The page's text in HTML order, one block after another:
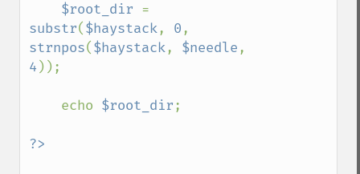
$root_dir
substr($haystack, 0
strnpos($haystack, $needle
4 ));
    echo
$root_dir;